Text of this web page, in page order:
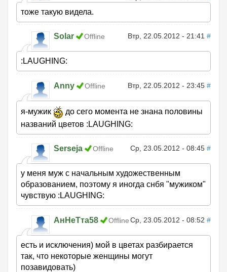
тоже такую видела.
Solar Offline Втр, 22.05.2012 - 21:41 #
:LAUGHING:
Anny Offline Втр, 22.05.2012 - 23:45 #
я-мужик
до сего момента не знана половины
названий цветов :LAUGHING:
Serseja Offline Ср, 23.05.2012 - 08:45 #
у меня муж с начальным художественным
образованием, поэтому я иногда снбя "мужиком"
чувствую :LAUGHING:
АнНеТта58 Offline Ср, 23.05.2012 - 08:52 #
есть и исключения) мой в цветах разбирается
так, что некоторые женщины могут
позавидовать)